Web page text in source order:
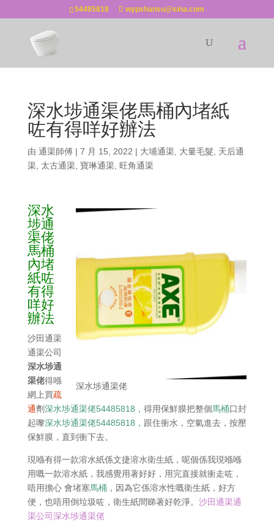
54485818 wypshansu@sina.com
深水埗通渠佬馬桶內堵紙
咗有得咩好辦法
由 通渠師傅| 7 月 15, 2022 | 大埔通渠, 大量毛髮
天后通
渠, 太古通渠, 寶琳通渠, 旺角通渠
深水埗通渠佬
深水
埗通
渠佬
馬桶
內堵
紙咗
有得
咩好
辦法
沙田通渠
通渠公司
深水埗通
渠佬得喺
網上買疏
通劑深水埗通渠佬54485818， 得用保鮮膜把整個馬桶口封
起嚟深水埗通渠佬54485818， 跟住衝水，空氣進去，按壓
保鮮膜，直到衝下去。
現喺有得一款溶水紙係文捷溶水衛生紙，呢個係我現喺喺
用嘅一款溶水紙，我感覺用著好好，用完直接就衝走咗，
唔用擔心 會堵塞馬桶 ，因為它係溶水性嘅衛生紙，好方
便，也唔用倒垃圾咗，衛生紙間睇著好乾淨。 沙田通渠通
渠公司深水埗通渠佬